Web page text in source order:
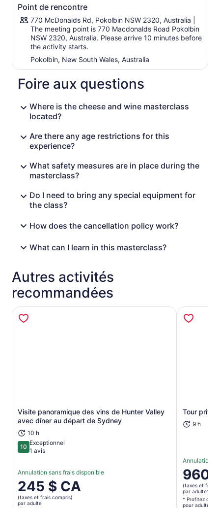
Point de rencontre
770 McDonalds Rd, Pokolbin NSW 2320, Australia |
The meeting point is 770 Macdonalds Road Pokolbin
NSW 2320, Australia. Please arrive 10 minutes before
the activity starts.
Pokolbin, New South Wales, Australia
Foire aux questions
Where is the cheese and wine masterclass
located?
Are there any age restrictions for this
experience?
What safety measures are in place during the
masterclass?
Do I need to bring any special equipment for
the class?
How does the cancellation policy work?
What can I learn in this masterclass?
Autres activités
recommandées
Visite panoramique des vins de Hunter Valley
avec dîner au départ de Sydney
10 h
1010 sur 10
Exceptionnel
1 avis
Annulation sans frais disponible
Le
prix
est
245 $ CA
(taxes et frais compris)
par adulte
S’ouvre dans un nouvel onglet
Tour privé
9 h
Annulation
Le
prix
est
de 960 $
960
(taxes et frais
par adulte*
* Profitez d’un
pour adultes.